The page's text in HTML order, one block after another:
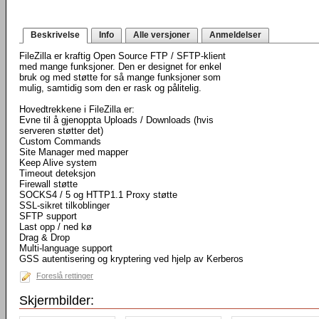
Beskrivelse Info Alle versjoner Anmeldelser
FileZilla er kraftig Open Source FTP / SFTP-klient
med mange funksjoner. Den er designet for enkel
bruk og med støtte for så mange funksjoner som
mulig, samtidig som den er rask og pålitelig.
Hovedtrekkene i FileZilla er:
Evne til å gjenoppta Uploads / Downloads (hvis
serveren støtter det)
Custom Commands
Site Manager med mapper
Keep Alive system
Timeout deteksjon
Firewall støtte
SOCKS4 / 5 og HTTP1.1 Proxy støtte
SSL-sikret tilkoblinger
SFTP support
Last opp / ned kø
Drag & Drop
Multi-language support
GSS autentisering og kryptering ved hjelp av Kerberos
Foreslå rettinger
Skjermbilder: